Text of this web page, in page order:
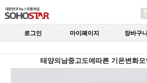
로그인 마이페이지 장바구니
태양의남중고도에따른 기온변화